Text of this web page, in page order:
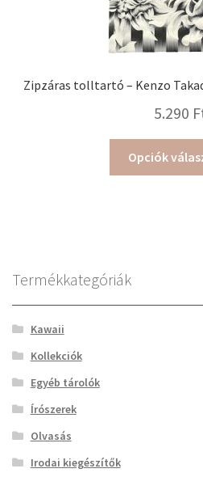
Zipzáras tolltartó – Kenzo
5.290
Opciók
Termékkategóriák
Kawaii
Kollekciók
Egyéb tárolók
Írószerek
Olvasás
Irodai kiegészítők